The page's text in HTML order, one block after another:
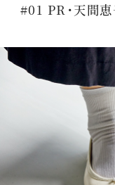
#01 PR・天間